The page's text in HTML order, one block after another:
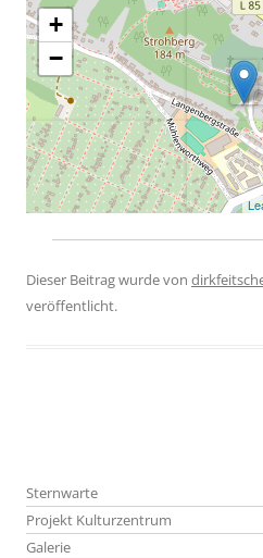
+
−
Dieser Beitrag wurdevon
veröffentlicht.
Sternwarte
Projekt Kulturzentrum
Galerie